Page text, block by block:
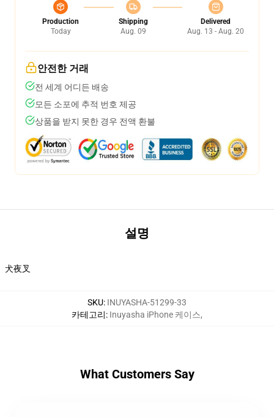
Production
Today
Shipping
Aug. 09
Delivered
Aug. 13 - Aug. 20
안전한 거래
전 세계 어디든 배송
모든 소포에 추적 번호 제공
상품을 받지 못한 경우 전액 환불
설명
犬夜叉
SKU: INUYASHA-51299-33
카테고리: Inuyasha iPhone 케이스,
What Customers Say